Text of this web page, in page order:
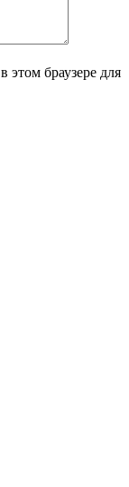
этом браузере для